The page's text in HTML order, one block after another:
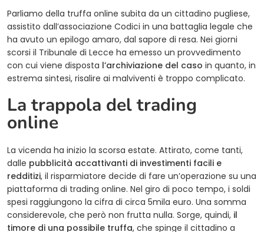
Parliamo della truffa online subita da un cittadino pugliese,
assistito dall’associazione Codici in una battaglia legale che
ha avuto un epilogo amaro, dal sapore di resa. Nei giorni
scorsi il Tribunale di Lecce ha emesso un provvedimento
con cui viene disposta l’archiviazione del caso in quanto, in
estrema sintesi, risalire ai malviventi è troppo complicato.
La trappola del trading
online
La vicenda ha inizio la scorsa estate. Attirato, come tanti,
dalle pubblicità accattivanti di investimenti facili e
redditizi, il risparmiatore decide di fare un’operazione su una
piattaforma di trading online. Nel giro di poco tempo, i soldi
spesi raggiungono la cifra di circa 5mila euro. Una somma
considerevole, che però non frutta nulla. Sorge, quindi, il
timore di una possibile truffa, che spinge il cittadino a